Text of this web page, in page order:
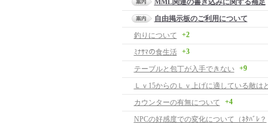
MML関連の書き込みに関する補足
自由掲示板のご利用について
釣りについて
+2
ﾐﾅｻﾏの食生活 +3
テーブルと包丁が入手できない +9
Ｌｖ15からのＬｖ上げに適している敵は
カウンターの有無について
+4
NPCの好感度での変化について（ﾈﾀﾊﾞﾚ？